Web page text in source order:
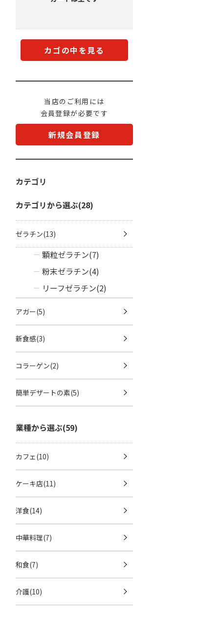
カゴの中を見る
当店のご利用には
会員登録が必要です
新規会員登録
カテゴリ
カテゴリから選ぶ(28)
ゼラチン(13)
顆粒ゼラチン(7)
粉末ゼラチン(4)
リーフゼラチン(2)
アガー(5)
新食感(3)
コラーゲン(2)
簡単デザートの素(5)
業種から選ぶ(59)
カフェ(10)
ケーキ店(11)
洋食(14)
中華料理(7)
和食(7)
介護(10)